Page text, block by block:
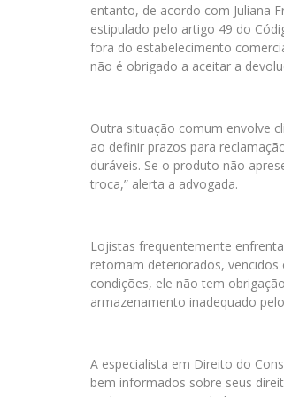
entanto, de acordo com Juliana
estipulado pelo artigo 49 do
fora do estabelecimento
não é obrigado a aceitar a
Outra situação comum envolve
ao definir prazos para
duráveis. Se o produto não
troca,” alerta a advogada.
Lojistas frequentemente
retornam deteriorados,
condições, ele não tem
armazenamento inadequado
A especialista em Direito do
bem informados sobre seus